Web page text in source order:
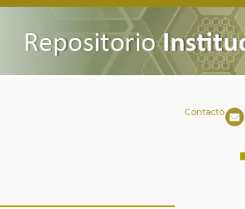
Contacto